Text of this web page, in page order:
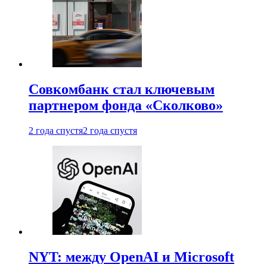
Совкомбанк стал ключевым
партнером фонда «Сколково»
2 года спустя2 года спустя
NYT: между OpenAI и Microsoft